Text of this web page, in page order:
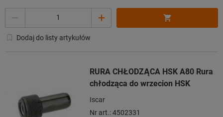
Dodaj do listy artykułów
RURA CHŁODZĄCA HSK A80 Rura
chłodząca do wrzecion HSK
Iscar
Nr art.: 4502331